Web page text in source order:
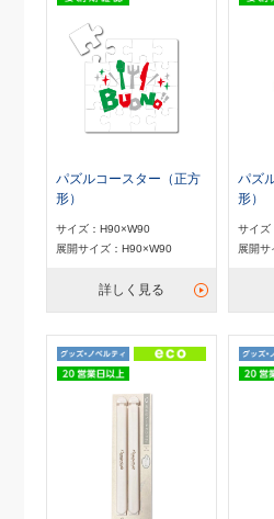
パズルコースター（正方
形）
サイズ：H90×W90
展開サイズ：H90×W90
詳しく見る
パズ
形）
サイズ
展開